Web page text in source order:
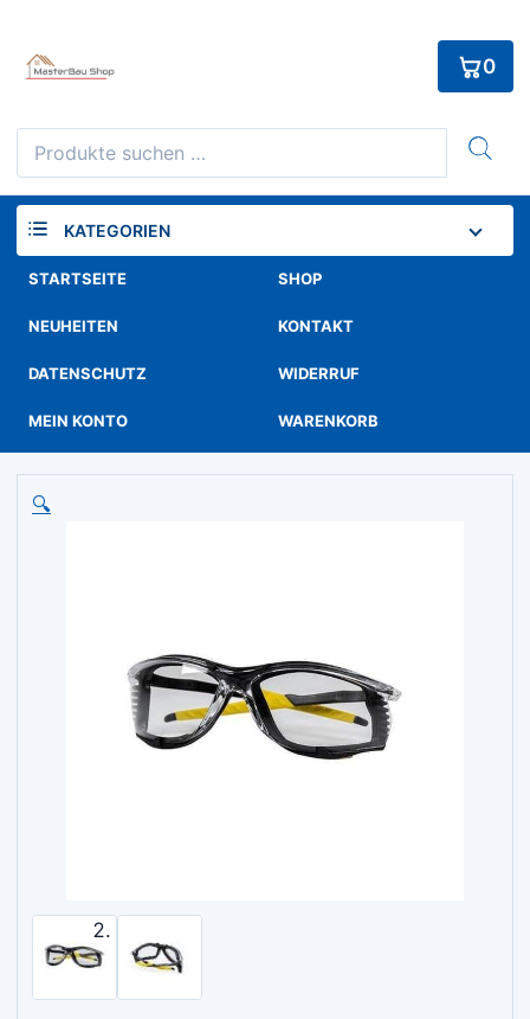
content
Suchen
nach:
0
KATEGORIEN
STARTSEITE SHOP
NEUHEITEN KONTAKT
DATENSCHUTZ WIDERRUF
MEIN KONTO WARENKORB
🔍